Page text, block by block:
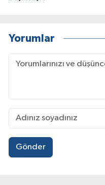
Yorumlar
Gönder